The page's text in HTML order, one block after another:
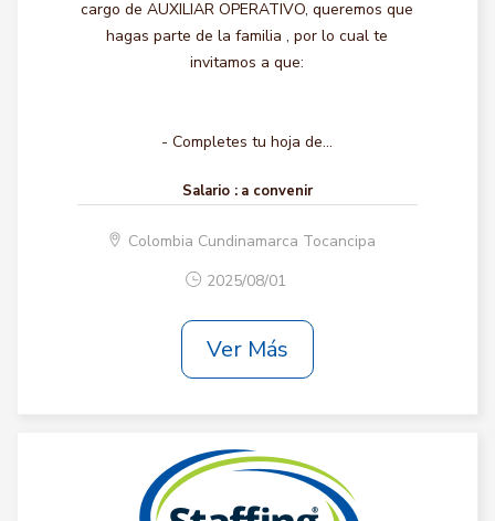
cargo de AUXILIAR OPERATIVO, queremos que
hagas parte de la familia , por lo cual te
invitamos a que:
- Completes tu hoja de...
Salario : a convenir
Colombia Cundinamarca Tocancipa
2025/08/01
Ver Más